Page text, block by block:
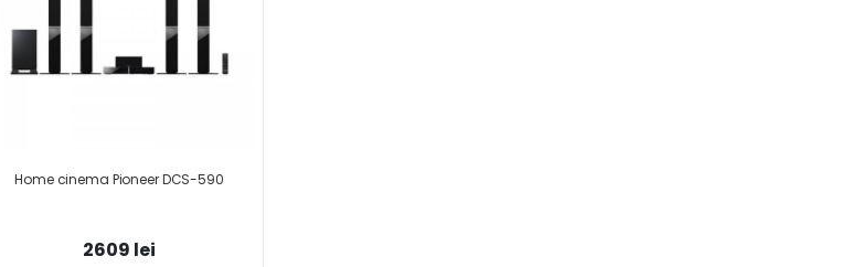
Home cinema Pioneer DCS-590
2609 lei